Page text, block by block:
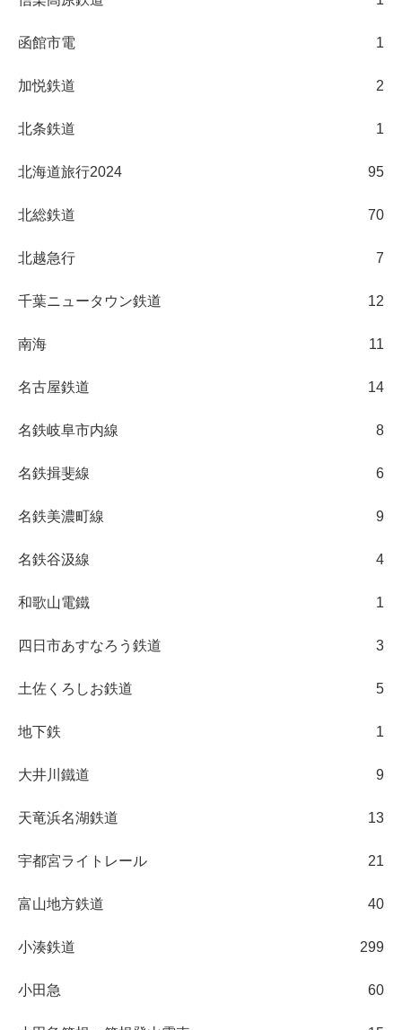
函館市電 1
加悦鉄道 2
北条鉄道 1
北海道旅行2024 95
北総鉄道 70
北越急行 7
千葉ニュータウン鉄道 12
南海 11
名古屋鉄道 14
名鉄岐阜市内線 8
名鉄揖斐線 6
名鉄美濃町線 9
名鉄谷汲線 4
和歌山電鐵 1
四日市あすなろう鉄道 3
土佐くろしお鉄道 5
地下鉄 1
大井川鐵道 9
天竜浜名湖鉄道 13
宇都宮ライトレール 21
富山地方鉄道 40
小湊鉄道 299
小田急 60